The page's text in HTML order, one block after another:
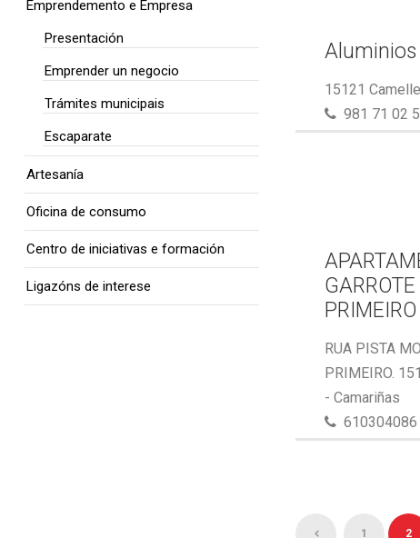
15121
981 71 02
PRIMEIRO
RUA PISTA
PRIMEIRO.
- Camariñas
610304086
1 2
Emprendemento e Empresa
Presentación
Emprender un negocio
Trámites municipais
Escaparate
Artesanía
Oficina de consumo
Centro de iniciativas e formación
Ligazóns de interese